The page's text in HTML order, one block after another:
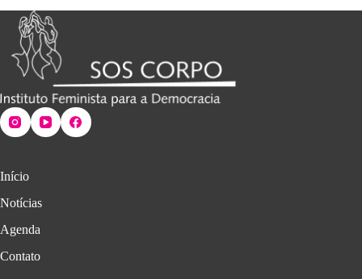
Início
Notícias
Agenda
Contato